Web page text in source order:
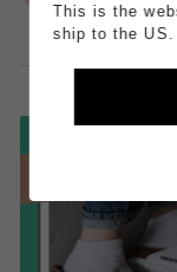
This is the
ship to the US.